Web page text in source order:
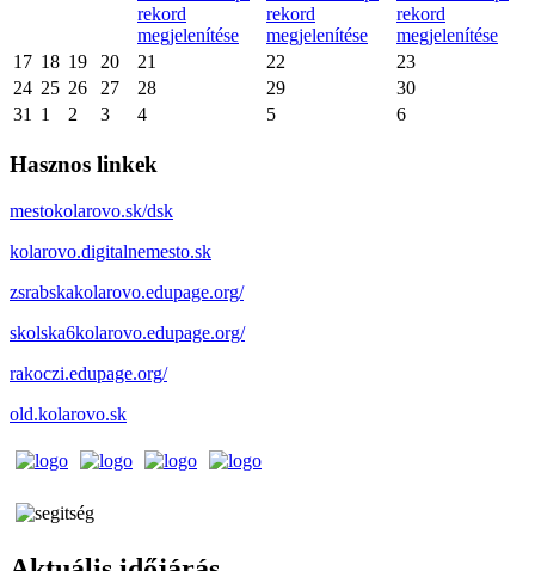
rekord
megjelenítése
rekord
megjelenítése
rekord
megjelenítése
17 18 19 20 21 22
23
24 25 26 27 28 29
30
31
1 2 3 4 5 6
Hasznos linkek
mestokolarovo.sk/dsk
kolarovo.digitalnemesto.sk
zsrabskakolarovo.edupage.org/
skolska6kolarovo.edupage.org/
rakoczi.edupage.org/
old.kolarovo.sk